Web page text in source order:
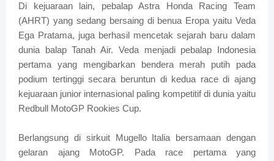
Di kejuaraan lain, pebalap Astra Honda Racing Team
(AHRT) yang sedang bersaing di benua Eropa yaitu Veda
Ega Pratama, juga berhasil mencetak sejarah baru dalam
dunia balap Tanah Air. Veda menjadi pebalap Indonesia
pertama yang mengibarkan bendera merah putih pada
podium tertinggi secara beruntun di kedua race di ajang
kejuaraan junior internasional paling kompetitif di dunia yaitu
Redbull MotoGP Rookies Cup.
Berlangsung di sirkuit Mugello Italia bersamaan dengan
gelaran ajang MotoGP. Pada race pertama yang